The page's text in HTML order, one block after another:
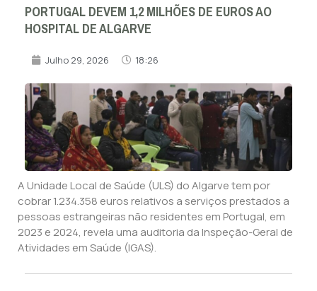
PORTUGAL DEVEM 1,2 MILHÕES DE EUROS AO
HOSPITAL DE ALGARVE
Julho 29, 2026 18:26
A Unidade Local de Saúde (ULS) do Algarve tem por
cobrar 1.234.358 euros relativos a serviços prestados a
pessoas estrangeiras não residentes em Portugal, em
2023 e 2024, revela uma auditoria da Inspeção-Geral de
Atividades em Saúde (IGAS).